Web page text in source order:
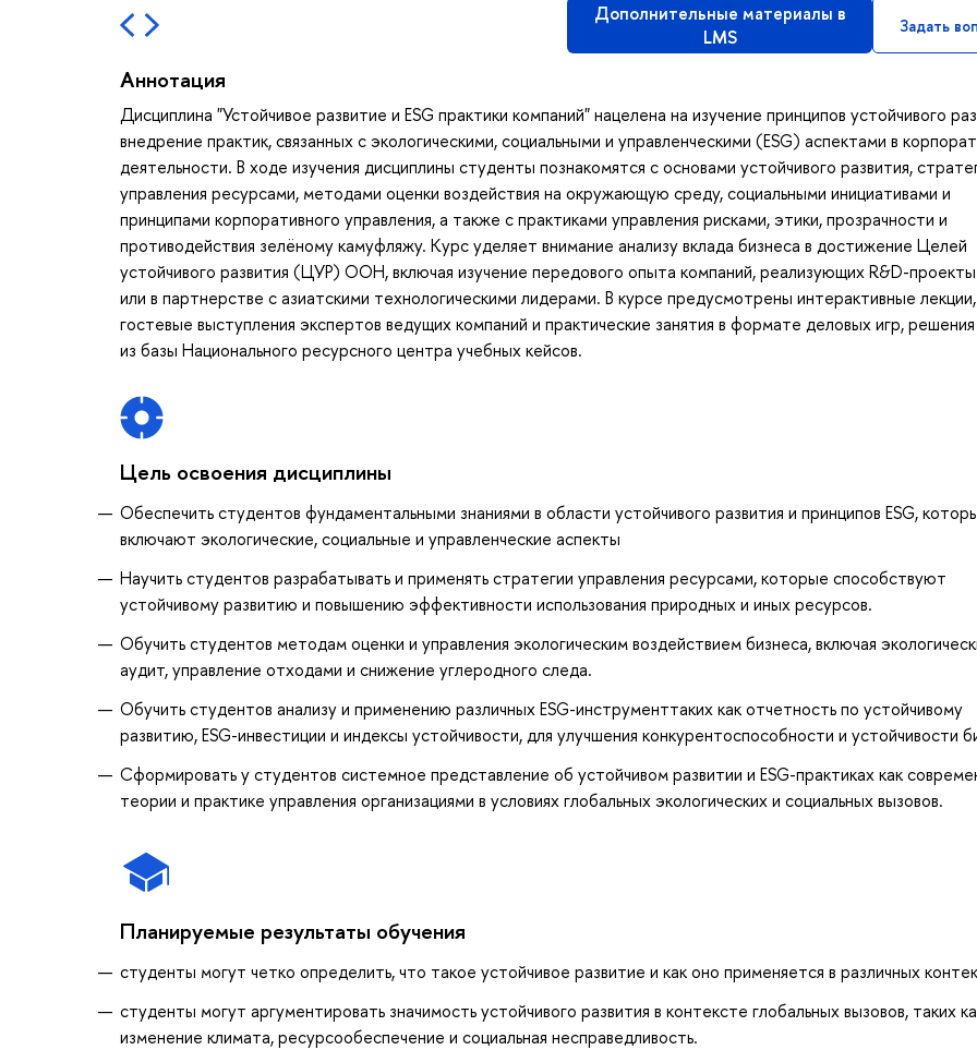
Дополнительные материалы в
LMS
Задать
Аннотация
Дисциплина "Устойчивое развитие и ESG практики компаний" нацелена на изучение принципов устойчивого
внедрение практик, связанных с экологическими, социальными и управленческими (ESG) аспектами в
деятельности. В ходе изучения дисциплины студенты познакомятся с основами устойчивого развития,
управления ресурсами, методами оценки воздействия на окружающую среду, социальными инициативами и
принципами корпоративного управления, а также с практиками управления рисками, этики, прозрачности и
противодействия зелёному камуфляжу. Курс уделяет внимание анализу вклада бизнеса в достижение Целей
устойчивого развития (ЦУР) ООН, включая изучение передового опыта компаний, реализующих R&D-
или в партнерстве с азиатскими технологическими лидерами. В курсе предусмотрены интерактивные лекции,
гостевые выступления экспертов ведущих компаний и практические занятия в формате деловых игр,
из базы Национального ресурсного центра учебных кейсов.
Цель освоения дисциплины
Обеспечить студентов фундаментальными знаниями в области устойчивого развития и принципов ESG,
включают экологические, социальные и управленческие аспекты
Научить студентов разрабатывать и применять стратегии управления ресурсами, которые способствуют
устойчивому развитию и повышению эффективности использования природных и иных ресурсов.
Обучить студентов методам оценки и управления экологическим воздействием бизнеса, включая
аудит, управление отходами и снижение углеродного следа.
Обучить студентов анализу и применению различных ESG-инструменттаких как отчетность по устойчивому
развитию, ESG-инвестиции и индексы устойчивости, для улучшения конкурентоспособности и устойчивости
Сформировать у студентов системное представление об устойчивом развитии и ESG-практиках как
теории и практике управления организациями в условиях глобальных экологических и социальных вызовов.
Планируемые результаты обучения
студенты могут четко определить, что такое устойчивое развитие и как оно применяется в различных
студенты могут аргументировать значимость устойчивого развития в контексте глобальных вызовов, таких
изменение климата, ресурсообеспечение и социальная несправедливость.